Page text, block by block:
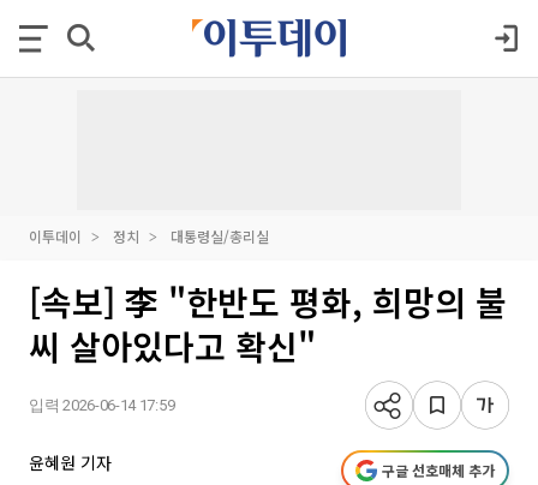
이투데이 정치 대통령실/총리실
[속보] 李 "한반도 평화, 희망의 불
씨 살아있다고 확신"
입력 2026-06-14 17:59
윤혜원 기자 구글 선호매체 추가